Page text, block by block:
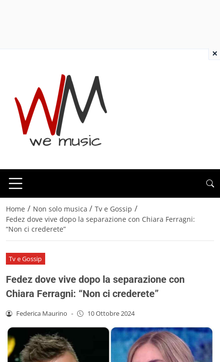
Home / Non solo musica / Tv e Gossip /
Fedez dove vive dopo la separazione con Chiara Ferragni:
“Non ci crederete”
Tv e Gossip
Fedez dove vive dopo la separazione con
Chiara Ferragni: “Non ci crederete”
Federica Maurino - 10 Ottobre 2024
×